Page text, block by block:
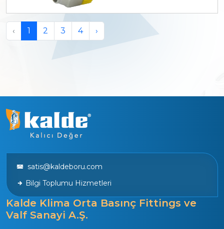
‹ 1 2 3 4 ›
satis@kaldeboru.com
Bilgi Toplumu Hizmetleri
Kalde Klima Orta Basınç Fittings ve
Valf Sanayi A.Ş.